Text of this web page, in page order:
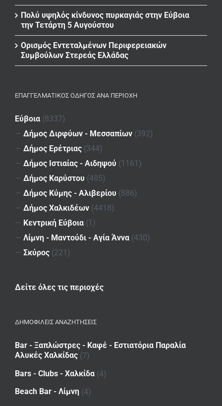
Πολύ υψηλός κίνδυνος πυρκαγιάς στην Εύβοια
την Τετάρτη 5 Αυγούστου
Ορισμός Εντεταλμένων Περιφερειακών
Συμβούλων Στερεάς Ελλάδας
ΕΠΑΓΓΕΛΜΑΤΙΚΌΣ ΟΔΗΓΌΣ ΑΝΆ ΠΕΡΙΟΧΉ
Εύβοια (8337)
— Δήμος Διρφύων - Μεσσαπίων (392)
— Δήμος Ερέτριας (344)
— Δήμος Ιστιαίας - Αιδηψού (1161)
— Δήμος Καρύστου (485)
— Δήμος Κύμης - Αλιβερίου (886)
— Δήμος Χαλκιδέων (4418)
— Κεντρική Εύβοια (1)
— Λίμνη - Μαντούδι - Αγία Άννα (430)
— Σκύρος (221)
Δείτε όλες τις περιοχές
ΔΗΜΟΦΙΛΕΙΣ ΑΝΑΖΗΤΗΣΕΙΣ
Bar - Ξαπλώστρες - Καφέ - Εστιατόρια Παραλία
Αλυκές Χαλκίδας (7)
Bars - Clubs - Χαλκίδα (4)
Beach Bar - Λίμνη (4)